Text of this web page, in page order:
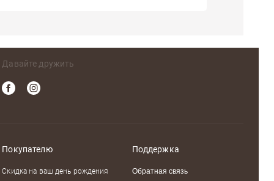
Давайте дружить
Покупателю
Скидка на ваш день рождения
Поддержка
Обратная связь